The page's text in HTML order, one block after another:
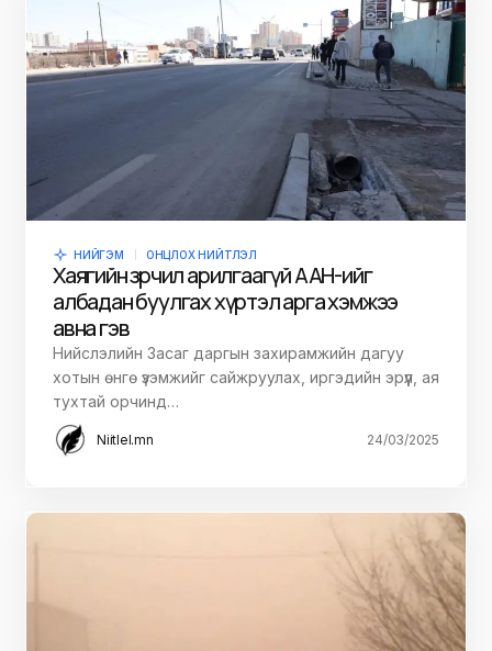
НИЙГЭМ ОНЦЛОХ НИЙТЛЭЛ
Хаягийн зөрчил арилгаагүй ААН-ийг
албадан буулгах хүртэл арга хэмжээ
авна гэв
Нийслэлийн Засаг даргын захирамжийн дагуу
хотын өнгө үзэмжийг сайжруулах, иргэдийн эрүүл, ая
тухтай орчинд…
Niitlel.mn 24/03/2025